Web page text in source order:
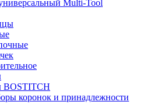
Multi-Tool
BOSTITCH
коронок и принадлежности